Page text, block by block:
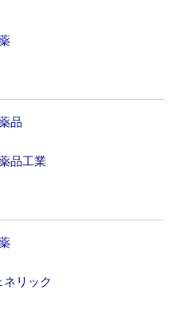
品
品工業
ネリック